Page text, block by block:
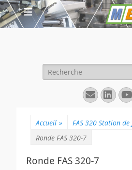
Rechercher :
E-
mail
Accueil » FAS 320 Station
Ronde FAS 320-7
Ronde FAS 320-7